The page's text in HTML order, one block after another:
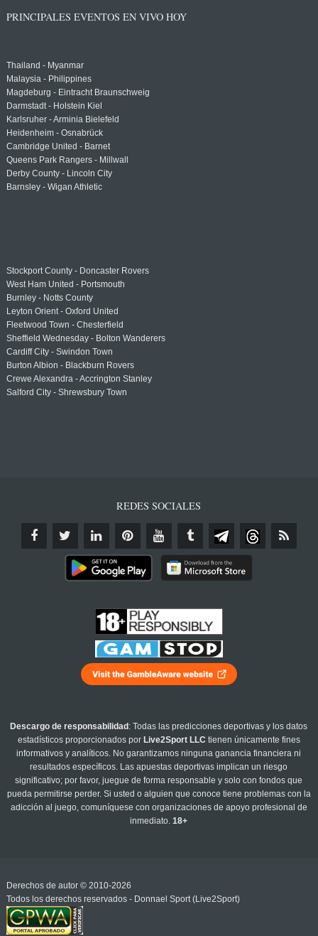
PRINCIPALES EVENTOS EN VIVO HOY
Thailand - Myanmar
Malaysia - Philippines
Magdeburg - Eintracht Braunschweig
Darmstadt - Holstein Kiel
Karlsruher - Arminia Bielefeld
Heidenheim - Osnabrück
Cambridge United - Barnet
Queens Park Rangers - Millwall
Derby County - Lincoln City
Barnsley - Wigan Athletic
Stockport County - Doncaster Rovers
West Ham United - Portsmouth
Burnley - Notts County
Leyton Orient - Oxford United
Fleetwood Town - Chesterfield
Sheffield Wednesday - Bolton Wanderers
Cardiff City - Swindon Town
Burton Albion - Blackburn Rovers
Crewe Alexandra - Accrington Stanley
Salford City - Shrewsbury Town
REDES SOCIALES
Descargo de responsabilidad : Todas las predicciones deportivas y los datos
estadísticos proporcionados por Live2Sport LLC tienen únicamente fines
informativos y analíticos. No garantizamos ninguna ganancia financiera ni
resultados específicos. Las apuestas deportivas implican un riesgo
significativo; por favor, juegue de forma responsable y solo con fondos que
pueda permitirse perder. Si usted o alguien que conoce tiene problemas con la
adicción al juego, comuníquese con organizaciones de apoyo profesional de
inmediato.18+
Derechos de autor © 2010-2026
Todos los derechos reservados - Donnael Sport (Live2Sport)